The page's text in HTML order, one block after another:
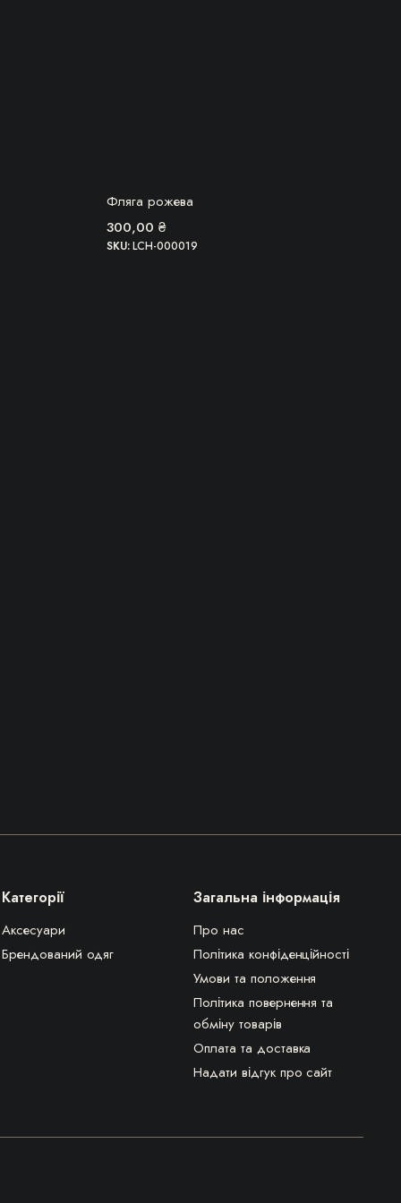
Фляга рожева
300,00 ₴
SKU:LCH-000019
Категорії
Аксесуари
Брендований одяг
Загальна інформація
Про нас
Політика конфіденційності
Умови та положення
Політика повернення та
обміну товарів
Оплата та доставка
Надати відгук про сайт